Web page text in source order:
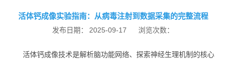
活体钙成像实验指南：从病毒注射到数据采集的完整流程
发布日期： 2025-09-17 浏览次数：
活体钙成像技术是解析脑功能网络、探索神经生理机制的核心